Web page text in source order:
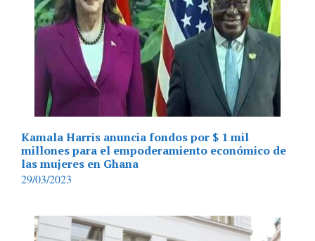
Kamala Harris anuncia fondos por $ 1 mil
millones para el empoderamiento económico de
las mujeres en Ghana
29/03/2023